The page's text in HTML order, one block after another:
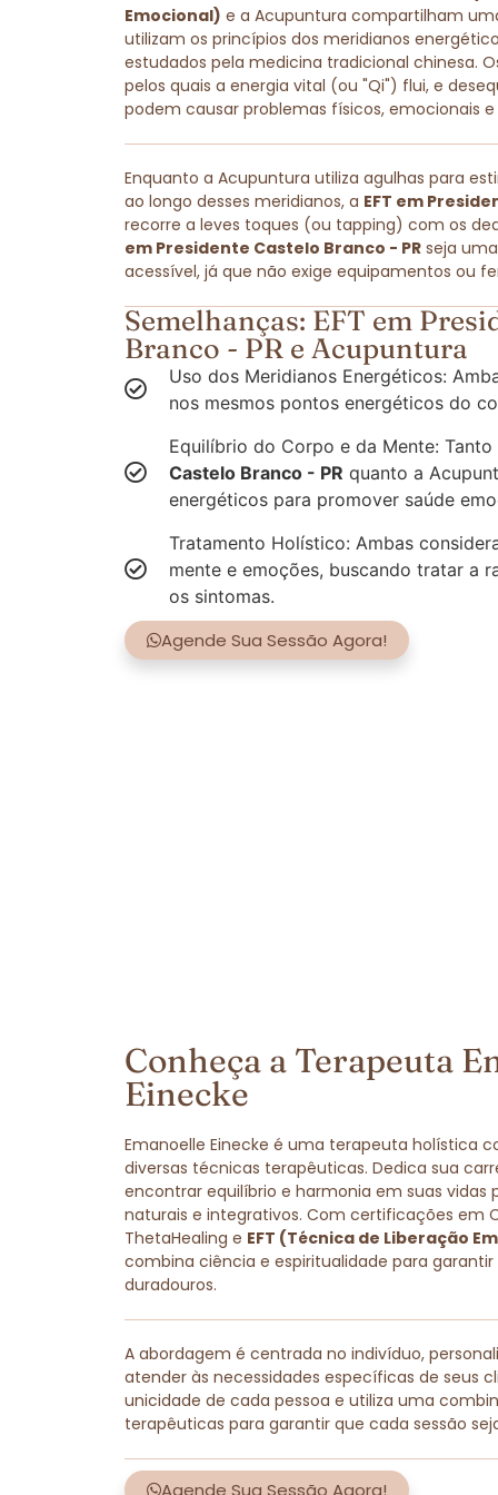
Emocional) e a Acupuntura compartilham
utilizam os princípios dos meridianos
estudados pela medicina tradicional chinesa.
pelos quais a energia vital (ou "Qi") flui, e
podem causar problemas físicos, emocionais
Enquanto a Acupuntura utiliza agulhas para
ao longo desses meridianos, a EFT em
recorre a leves toques (ou tapping) com os
em Presidente Castelo Branco - PR seja
acessível, já que não exige equipamentos ou
Semelhanças: EFT em
Branco - PR e Acupuntura
Uso dos Meridianos Energéticos:
nos mesmos pontos energéticos do
Equilíbrio do Corpo e da Mente:
Castelo Branco - PR quanto a
energéticos para promover saúde
Tratamento Holístico: Ambas
mente e emoções, buscando tratar a
os sintomas.
Agende Sua Sessão Agora!
Conheça a Terapeuta
Einecke
Emanoelle Einecke é uma terapeuta holística
diversas técnicas terapêuticas. Dedica sua
encontrar equilíbrio e harmonia em suas vidas
naturais e integrativos. Com certificações em
ThetaHealing e EFT (Técnica de Liberação
combina ciência e espiritualidade para
duradouros.
A abordagem é centrada no indivíduo,
atender às necessidades específicas de seus
unicidade de cada pessoa e utiliza uma
terapêuticas para garantir que cada sessão
Agende Sua Sessão Agora!